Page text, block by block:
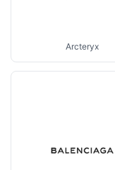
Arcteryx